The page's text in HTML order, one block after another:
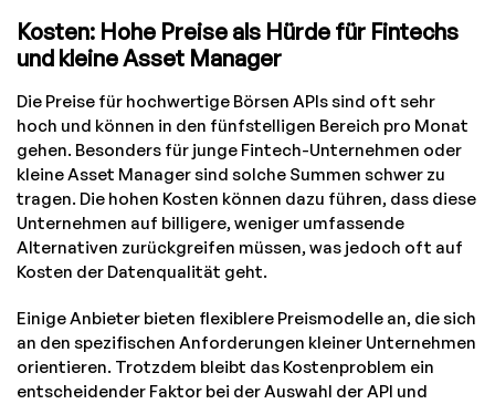
Kosten: Hohe Preise als Hürde für Fintechs
und kleine Asset Manager
Die Preise für hochwertige Börsen APIs sind oft sehr
hoch und können in den fünfstelligen Bereich pro Monat
gehen. Besonders für junge Fintech-Unternehmen oder
kleine Asset Manager sind solche Summen schwer zu
tragen. Die hohen Kosten können dazu führen, dass diese
Unternehmen auf billigere, weniger umfassende
Alternativen zurückgreifen müssen, was jedoch oft auf
Kosten der Datenqualität geht.
Einige Anbieter bieten flexiblere Preismodelle an, die sich
an den spezifischen Anforderungen kleiner Unternehmen
orientieren. Trotzdem bleibt das Kostenproblem ein
entscheidender Faktor bei der Auswahl der API und